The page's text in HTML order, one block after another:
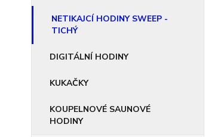
NETIKAJCÍ HODINY SWEEP -
TICHÝ
DIGITÁLNÍ HODINY
KUKAČKY
KOUPELNOVÉ SAUNOVÉ
HODINY